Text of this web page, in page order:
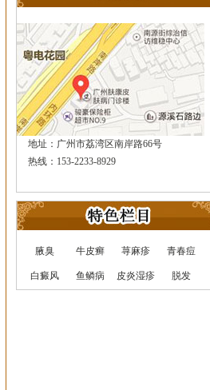
地址：广州市荔湾区南岸路66号
热线：153-2233-8929
腋臭 牛皮癣 荨麻疹 青春痘
白癜风 鱼鳞病 皮炎湿疹 脱发